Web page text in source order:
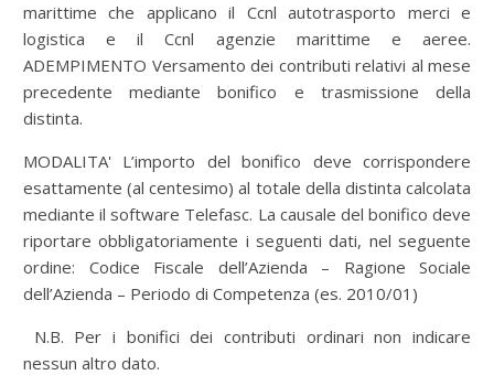
marittime che applicano il Ccnl autotrasporto merci e
logistica e il Ccnl agenzie marittime e aeree.
ADEMPIMENTO Versamento dei contributi relativi al mese
precedente mediante bonifico e trasmissione della
distinta.
MODALITA' L’importo del bonifico deve corrispondere
esattamente (al centesimo) al totale della distinta calcolata
mediante il software Telefasc. La causale del bonifico deve
riportare obbligatoriamente i seguenti dati, nel seguente
ordine: Codice Fiscale dell’Azienda – Ragione Sociale
dell’Azienda – Periodo di Competenza (es. 2010/01)
N.B. Per i bonifici dei contributi ordinari non indicare
nessun altro dato.